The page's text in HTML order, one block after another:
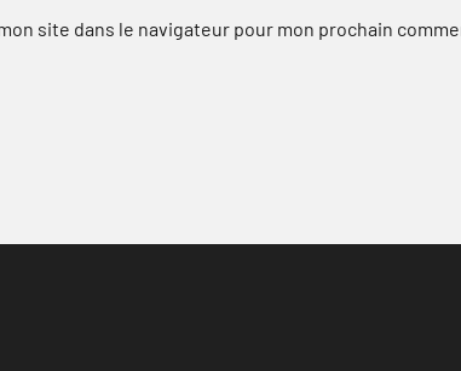
site dans le navigateur pour mon prochain